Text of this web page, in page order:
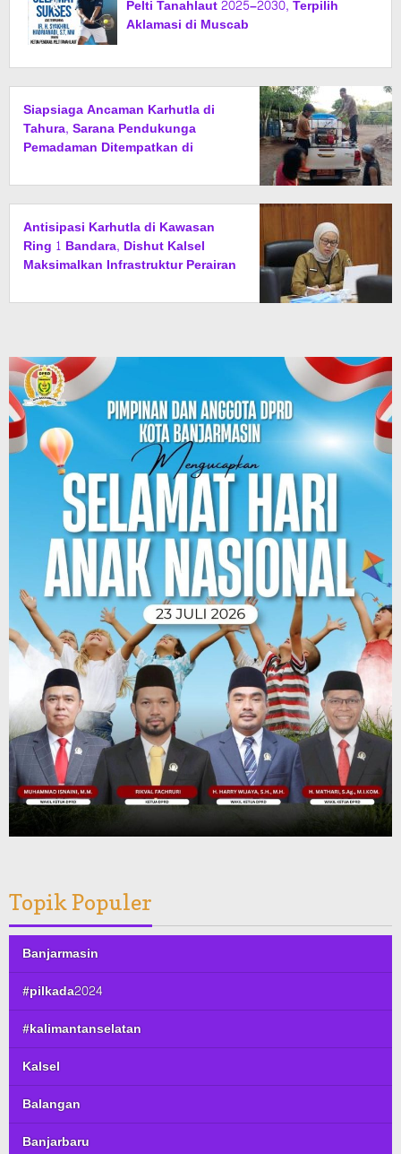
Pelti Tanahlaut 2025–2030, Terpilih
Aklamasi di Muscab
Siapsiaga Ancaman Karhutla di
Tahura, Sarana Pendukunga
Pemadaman Ditempatkan di
Antisipasi Karhutla di Kawasan
Ring 1 Bandara, Dishut Kalsel
Maksimalkan Infrastruktur Perairan
Topik Populer
Banjarmasin
#pilkada2024
#kalimantanselatan
Kalsel
Balangan
Banjarbaru